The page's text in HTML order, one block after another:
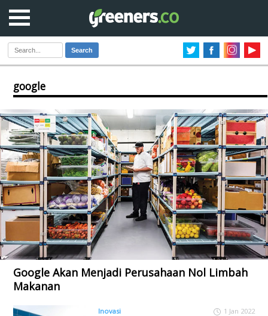
Search
google
Google Akan Menjadi Perusahaan Nol Limbah
Makanan
Inovasi 1 Jan 2022